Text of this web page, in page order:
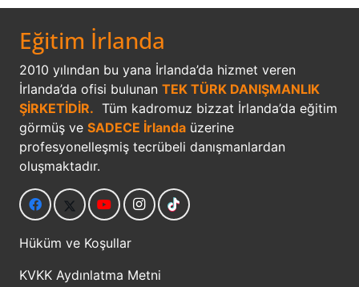
Eğitim İrlanda
2010 yılından bu yana İrlanda’da hizmet veren
İrlanda’da ofisi bulunan TEK TÜRK DANIŞMANLIK
ŞİRKETİDİR. Tüm kadromuz bizzat İrlanda’da eğitim
görmüş ve SADECE İrlanda üzerine
profesyonelleşmiş tecrübeli danışmanlardan
oluşmaktadır.
Hüküm ve Koşullar
KVKK Aydınlatma Metni